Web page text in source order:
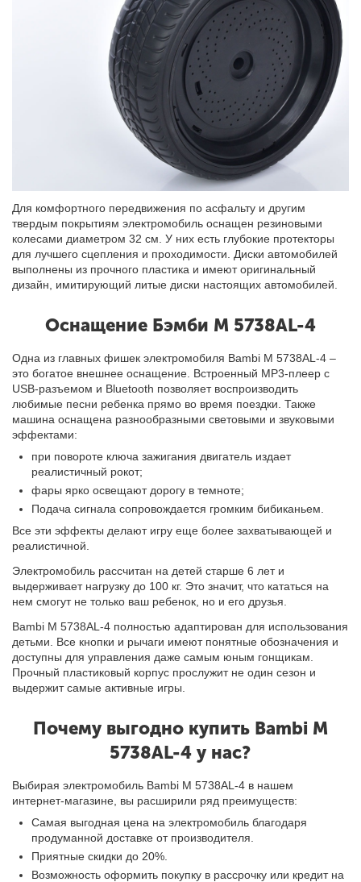
Для комфортного передвижения по асфальту и другим
твердым покрытиям электромобиль оснащен резиновыми
колесами диаметром 32 см. У них есть глубокие протекторы
для лучшего сцепления и проходимости. Диски автомобилей
выполнены из прочного пластика и имеют оригинальный
дизайн, имитирующий литые диски настоящих автомобилей.
Оснащение Бэмби М 5738AL-4
Одна из главных фишек электромобиля Bambi M 5738AL-4 –
это богатое внешнее оснащение. Встроенный MP3-плеер с
USB-разъемом и Bluetooth позволяет воспроизводить
любимые песни ребенка прямо во время поездки. Также
машина оснащена разнообразными световыми и звуковыми
эффектами:
при повороте ключа зажигания двигатель издает
реалистичный рокот;
фары ярко освещают дорогу в темноте;
Подача сигнала сопровождается громким бибиканьем.
Все эти эффекты делают игру еще более захватывающей и
реалистичной.
Электромобиль рассчитан на детей старше 6 лет и
выдерживает нагрузку до 100 кг. Это значит, что кататься на
нем смогут не только ваш ребенок, но и его друзья.
Bambi M 5738AL-4 полностью адаптирован для использования
детьми. Все кнопки и рычаги имеют понятные обозначения и
доступны для управления даже самым юным гонщикам.
Прочный пластиковый корпус прослужит не один сезон и
выдержит самые активные игры.
Почему выгодно купить Bambi M
5738AL-4 у нас?
Выбирая электромобиль Bambi M 5738AL-4 в нашем
интернет-магазине, вы расширили ряд преимуществ:
Самая выгодная цена на электромобиль благодаря
продуманной доставке от производителя.
Приятные скидки до 20%.
Возможность оформить покупку в рассрочку или кредит на